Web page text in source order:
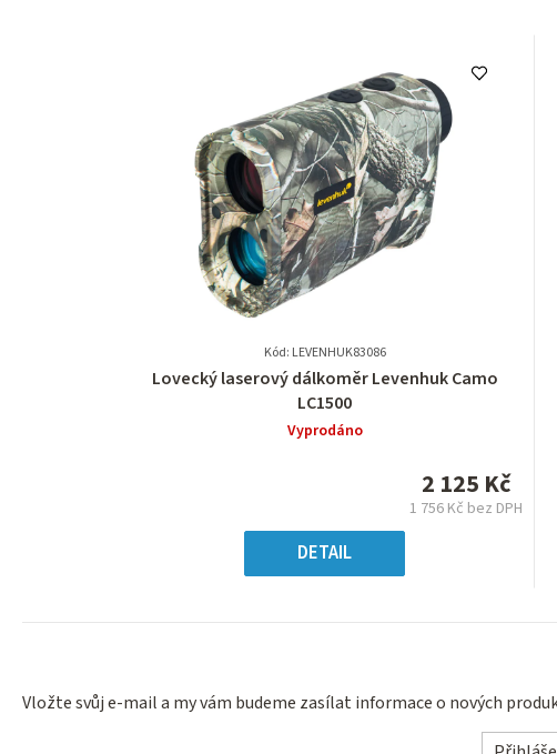
Kód: LEVENHUK83086
Průměrné
hodnocení
produktu
5
hvězdiček.
Lovecký laserový dálkoměr Levenhuk Camo
LC1500
Vyprodáno
2 125 Kč
1 756 Kč bez DPH
DETAIL
Vložte svůj e-mail a my vám budeme zasílat informace o nových